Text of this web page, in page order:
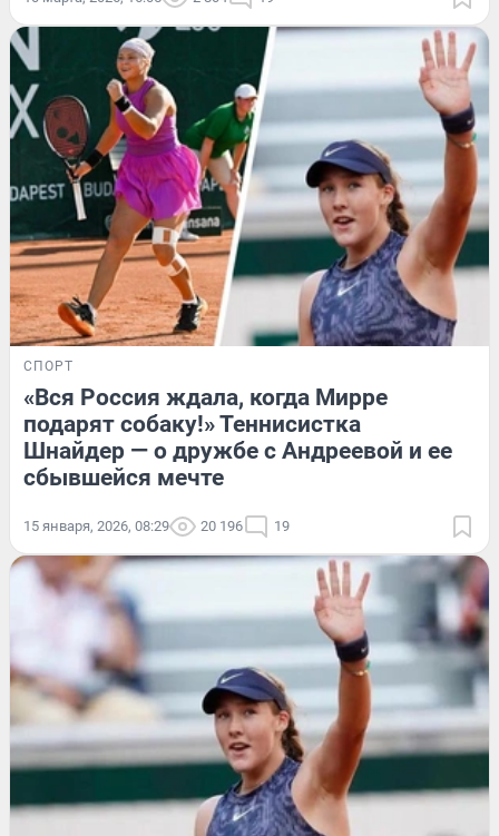
СПОРТ
«Вся Россия ждала, когда Мирре
подарят собаку!» Теннисистка
Шнайдер — о дружбе с Андреевой и ее
сбывшейся мечте
15 января, 2026, 08:29 20 196 19